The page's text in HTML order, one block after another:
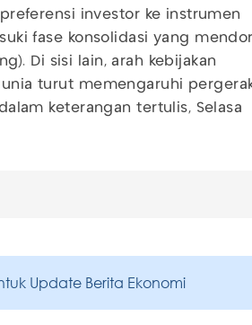
investor ke instrumen
fase konsolidasi yang
Di sisi lain, arah kebijakan
turut memengaruhi
keterangan tertulis, Selasa
Update Berita Ekonomi